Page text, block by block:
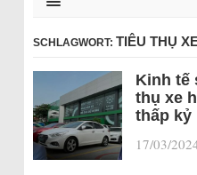
SCHLAGWORT: TIÊU THỤ
Kinh tế
thụ xe
thấp kỷ
17/03/